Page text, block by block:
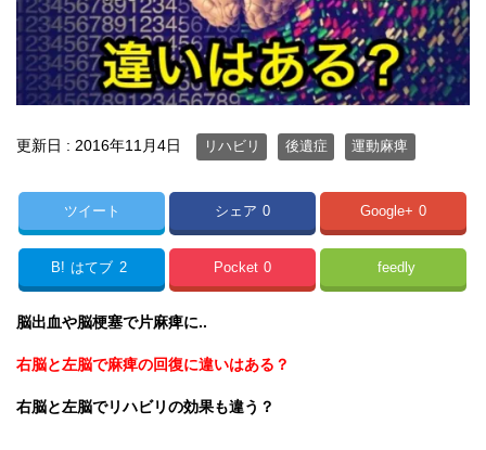
更新日 : 2016年11月4日 リハビリ 後遺症 運動麻痺
ツイート シェア 0 Google+ 0
B! はてブ 2 Pocket 0 feedly
脳出血や脳梗塞で片麻痺に..
右脳と左脳で麻痺の回復に違いはある？
右脳と左脳でリハビリの効果も違う？